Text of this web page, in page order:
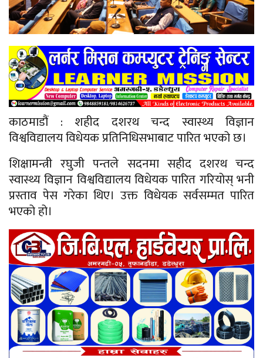
काठमाडौं : शहीद दशरथ चन्द स्वास्थ्य विज्ञान
विश्वविद्यालय विधेयक प्रतिनिधिसभाबाट पारित भएको छ।
शिक्षामन्त्री रघुजी पन्तले सदनमा सहीद दशरथ चन्द
स्वास्थ्य विज्ञान विश्वविद्यालय विधेयक पारित गरियोस् भनी
प्रस्ताव पेस गरेका थिए। उक्त विधेयक सर्वसम्मत पारित
भएको हो।